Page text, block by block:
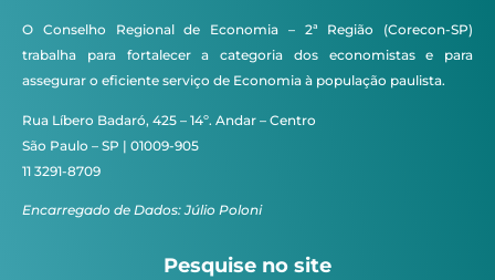
O Conselho Regional de Economia – 2ª Região (Corecon-SP)
trabalha para fortalecer a categoria dos economistas e para
assegurar o eficiente serviço de Economia à população paulista.
Rua Líbero Badaró, 425 – 14º. Andar – Centro
São Paulo – SP | 01009-905
11 3291-8709
Encarregado de Dados: Júlio Poloni
Pesquise no site